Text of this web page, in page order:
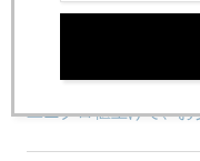
プラチナ・パラジウ
2014年06月24日
ユニクロ値上げで、